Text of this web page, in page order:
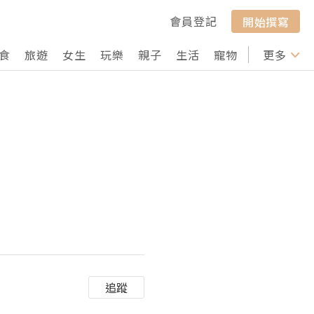
會員登記
開始撰寫
旅遊 女生 玩樂 親子 生活 寵物 行山 打卡
更多
追蹤